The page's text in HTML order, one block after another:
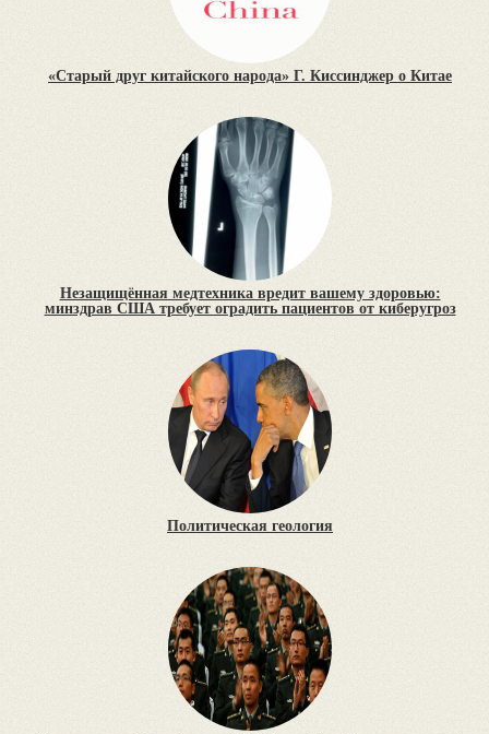
«Старый друг китайского народа» Г. Киссинджер о Китае
Незащищённая медтехника вредит вашему здоровью:
минздрав США требует оградить пациентов от киберугроз
Политическая геология